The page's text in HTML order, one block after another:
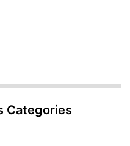
Categories